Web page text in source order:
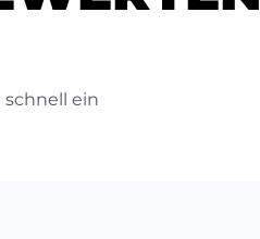
schnell ein